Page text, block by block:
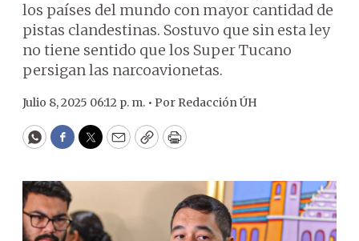
los países del mundo con mayor cantidad de
pistas clandestinas. Sostuvo que sin esta ley
no tiene sentido que los Super Tucano
persigan las narcoavionetas.
Julio 8, 2025 06:12 p. m. • Por Redacción ÚH
WhatsApp
Facebook
Twitter
EmailCopyPrint